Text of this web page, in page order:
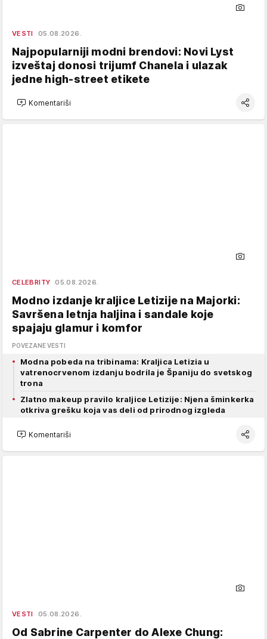
VESTI 05.08.2026.
Najpopularniji modni brendovi: Novi Lyst
izveštaj donosi trijumf Chanela i ulazak
jedne high-street etikete
Komentariši
CELEBRITY 05.08.2026.
Modno izdanje kraljice Letizije na Majorki:
Savršena letnja haljina i sandale koje
spajaju glamur i komfor
POVEZANE VESTI
Modna pobeda na tribinama: Kraljica Letizia u
vatrenocrvenom izdanju bodrila je Španiju do svetskog
trona
Zlatno makeup pravilo kraljice Letizije: Njena šminkerka
otkriva grešku koja vas deli od prirodnog izgleda
Komentariši
VESTI 05.08.2026.
Od Sabrine Carpenter do Alexe Chung: